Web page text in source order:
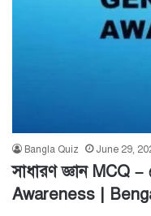
Bangla Quiz June 29,
সাধারণ জ্ঞান MCQ
Awareness |